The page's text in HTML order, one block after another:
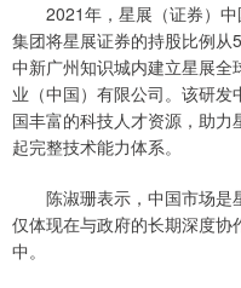
2021年，星展（证券）中
集团将星展证券的持股比例
中新广州知识城内建立星展
业（中国）有限公司。该研
国丰富的科技人才资源，助
起完整技术能力体系。
陈淑珊表示，中国市场是
仅体现在与政府的长期深度
中。